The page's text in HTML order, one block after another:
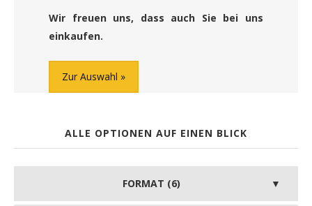
Wir freuen uns, dass auch Sie bei uns
einkaufen.
Zur Auswahl
ALLE OPTIONEN AUF EINEN BLICK
FORMAT (6)